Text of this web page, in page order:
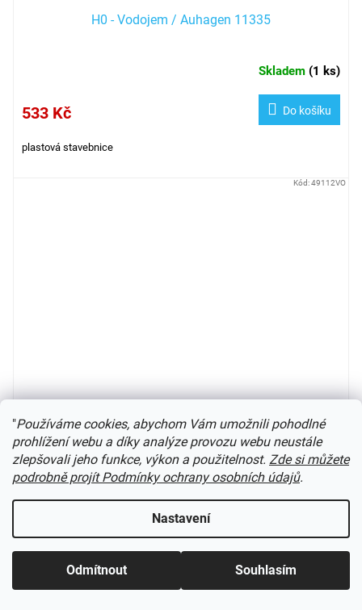
"Používáme cookies, abychom Vám umožnili pohodlné
prohlížení webu a díky analýze provozu webu neustále
zlepšovali jeho funkce, výkon a použitelnost. Zde si můžete
podrobně projít Podmínky ochrany osobních údajů.
Nastavení
Odmítnout Souhlasím
H0 - Vodojem / Auhagen 11335
Skladem (1 ks)
533 Kč Do košíku
plastová stavebnice
H0 - Výtopna / Vollmer 49112
582 Kč
k modelové železnici
Kód:49112VO
Kód:13272AU